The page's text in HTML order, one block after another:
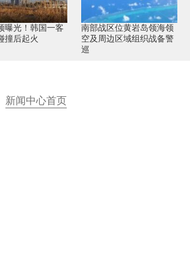
曝光！韩国一客
撞后起火
南部战区位黄岩岛领海领
空及周边区域组织战备警
巡
新闻中心首页